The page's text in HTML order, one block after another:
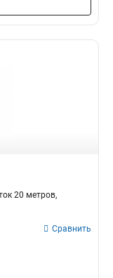
20 метров,
Сравнить